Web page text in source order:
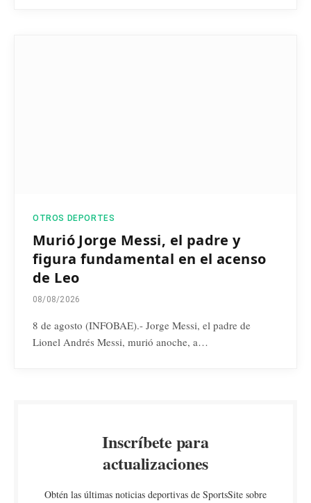
OTROS DEPORTES
Murió Jorge Messi, el padre y
figura fundamental en el acenso
de Leo
08/08/2026
8 de agosto (INFOBAE).- Jorge Messi, el padre de
Lionel Andrés Messi, murió anoche, a…
Inscríbete para
actualizaciones
Obtén las últimas noticias deportivas de SportsSite sobre